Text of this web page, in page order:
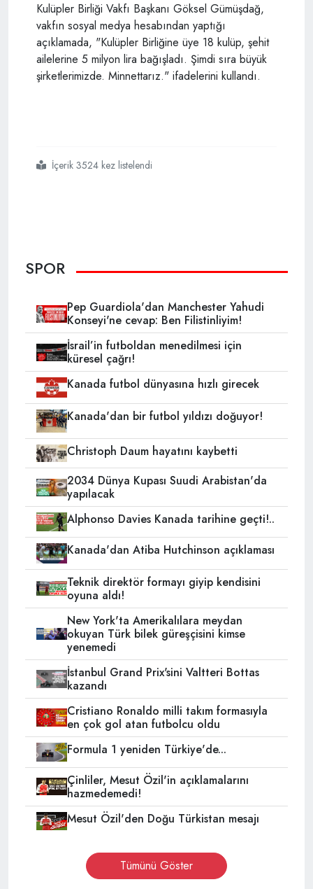
Kulüpler Birliği Vakfı Başkanı Göksel Gümüşdağ,
vakfın sosyal medya hesabından yaptığı
açıklamada, "Kulüpler Birliğine üye 18 kulüp, şehit
ailelerine 5 milyon lira bağışladı. Şimdi sıra büyük
şirketlerimizde. Minnettarız." ifadelerini kullandı.
#şehitlere saygı maçı
#50 milyon tl yardım
İçerik 3524 kez listelendi
SPOR
Pep Guardiola'dan Manchester Yahudi
Konseyi'ne cevap: Ben Filistinliyim!
İsrail’in futboldan menedilmesi için
küresel çağrı!
Kanada futbol dünyasına hızlı girecek
Kanada'dan bir futbol yıldızı doğuyor!
Christoph Daum hayatını kaybetti
2034 Dünya Kupası Suudi Arabistan'da
yapılacak
Alphonso Davies Kanada tarihine geçti!..
Kanada'dan Atiba Hutchinson açıklaması
Teknik direktör formayı giyip kendisini
oyuna aldı!
New York'ta Amerikalılara meydan
okuyan Türk bilek güreşçisini kimse
yenemedi
İstanbul Grand Prix'sini Valtteri Bottas
kazandı
Cristiano Ronaldo milli takım formasıyla
en çok gol atan futbolcu oldu
Formula 1 yeniden Türkiye'de...
Çinliler, Mesut Özil'in açıklamalarını
hazmedemedi!
Mesut Özil'den Doğu Türkistan mesajı
Tümünü Göster